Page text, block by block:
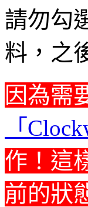
請勿勾
料，之
因為需
「
作！這
前的狀